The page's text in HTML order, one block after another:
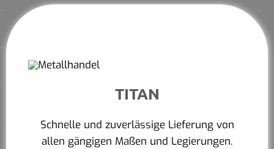
TITAN
Schnelle und zuverlässige Lieferung von
allen gängigen Maßen und Legierungen.